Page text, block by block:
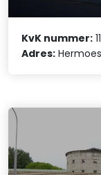
KvK nummer:
Adres: